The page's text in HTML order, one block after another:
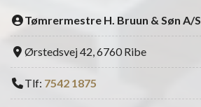
Tømrermestre H. Bruun & Søn A/S
Ørstedsvej 42, 6760 Ribe
Tlf: 7542 1875